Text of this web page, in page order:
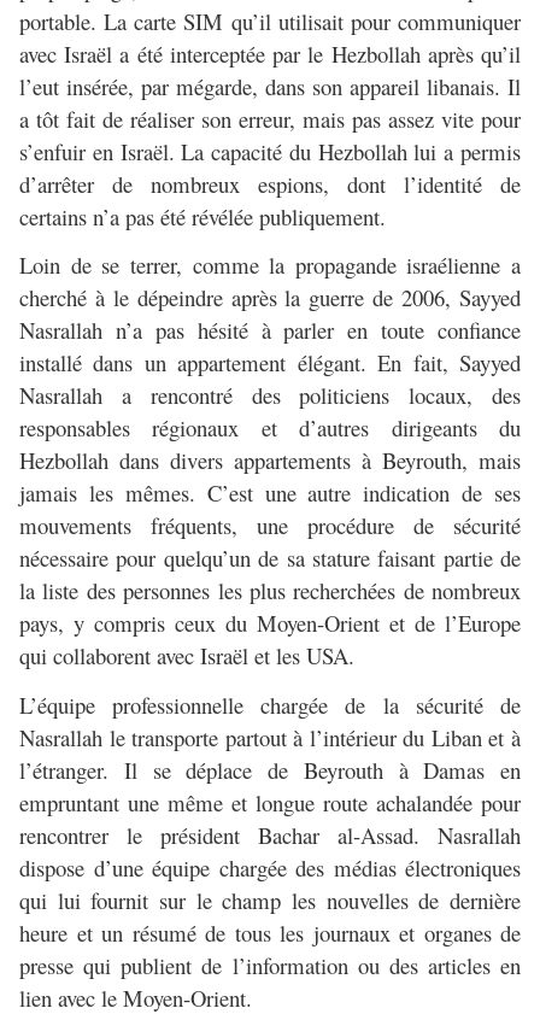
portable. La carte SIM qu’il utilisait pour communiquer
avec Israël a été interceptée par le Hezbollah après qu’il
l’eut insérée, par mégarde, dans son appareil libanais. Il
a tôt fait de réaliser son erreur, mais pas assez vite pour
s’enfuir en Israël. La capacité du Hezbollah lui a permis
d’arrêter de nombreux espions, dont l’identité de
certains n’a pas été révélée publiquement.
Loin de se terrer, comme la propagande israélienne a
cherché à le dépeindre après la guerre de 2006, Sayyed
Nasrallah n’a pas hésité à parler en toute confiance
installé dans un appartement élégant. En fait, Sayyed
Nasrallah a rencontré des politiciens locaux, des
responsables régionaux et d’autres dirigeants du
Hezbollah dans divers appartements à Beyrouth, mais
jamais les mêmes. C’est une autre indication de ses
mouvements fréquents, une procédure de sécurité
nécessaire pour quelqu’un de sa stature faisant partie de
la liste des personnes les plus recherchées de nombreux
pays, y compris ceux du Moyen-Orient et de l’Europe
qui collaborent avec Israël et les USA.
L’équipe professionnelle chargée de la sécurité de
Nasrallah le transporte partout à l’intérieur du Liban et à
l’étranger. Il se déplace de Beyrouth à Damas en
empruntant une même et longue route achalandée pour
rencontrer le président Bachar al-Assad. Nasrallah
dispose d’une équipe chargée des médias électroniques
qui lui fournit sur le champ les nouvelles de dernière
heure et un résumé de tous les journaux et organes de
presse qui publient de l’information ou des articles en
lien avec le Moyen-Orient.